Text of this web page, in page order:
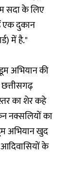
सदा के लिए
एक दुकान
में है."
अभियान की
का शेर कहे
नक्सलियों का
अभियान खुद
के